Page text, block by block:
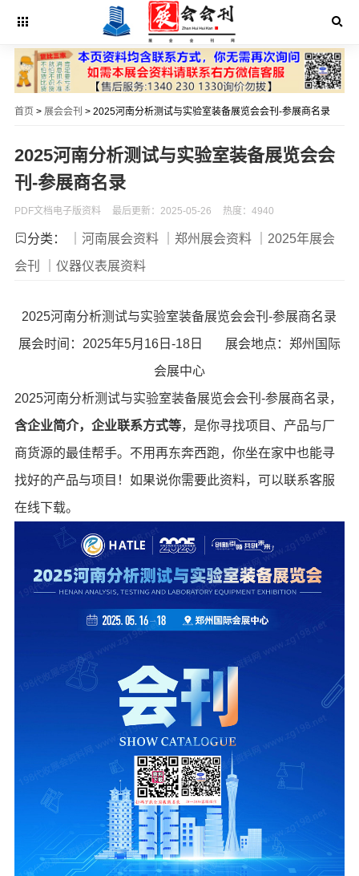
首页 > 展会会刊 > 2025河南分析测试与实验室装备展览会会刊-参展商名录
2025河南分析测试与实验室装备展览会会
刊-参展商名录
PDF文档电子版资料 最后更新：2025-05-26 热度：4940
分类： ｜河南展会资料 ｜郑州展会资料
｜2025年展会
会刊
｜仪器仪表展资料
2025河南分析测试与实验室装备展览会会刊-参展商名录
展会时间：2025年5月16日-18日 展会地点：郑州国际
会展中心
2025河南分析测试与实验室装备展览会会刊-参展商名录，
含企业简介，企业联系方式等，是你寻找项目、产品与厂
商货源的最佳帮手。不用再东奔西跑，你坐在家中也能寻
找好的产品与项目！如果说你需要此资料，可以联系客服
在线下载。